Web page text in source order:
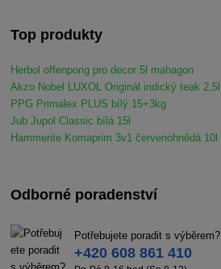
Top produkty
Herbol offenporig pro decor 5l mahagon
Akzo Nobel LUXOL Originál indický teak 2,5l
PPG Primalex PLUS bílý 15+3kg
Jub Jupol Classic bílá 15l
Hammerite Komaprim 3v1 červenohnědá 10l
Odborné poradenství
Potřebujete poradit s
+420 608 861 410